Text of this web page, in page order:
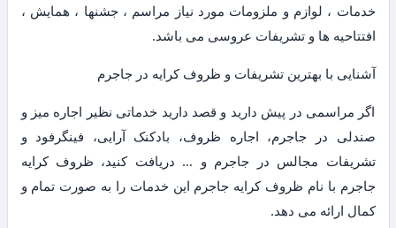
خدمات ، لوازم و ملزومات مورد نیاز مراسم ، جشنها ، همایش ،
افتتاحیه ها و تشریفات عروسی می باشد.
آشنایی با بهترین تشریفات و ظروف کرایه در جاجرم
اگر مراسمی در پیش دارید و قصد دارید خدماتی نظیر اجاره میز و
صندلی در جاجرم، اجاره ظروف، بادکنک آرایی، فینگرفود و
تشریفات مجالس در جاجرم و … دریافت کنید، ظروف کرایه
جاجرم با نام ظروف کرایه جاجرم این خدمات را به صورت تمام و
کمال ارائه می دهد.